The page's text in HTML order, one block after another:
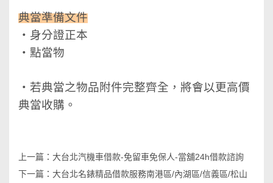
典當準備文件
‧身分證正本
‧點當物
‧若典當之物品附件完整齊全，將會以更高價
典當收購。
上一篇： 大台北汽機車借款-免留車免保人-當舖24h借款諮詢
下一篇： 大台北名錶精品借款服務南港區/內湖區/信義區/松山